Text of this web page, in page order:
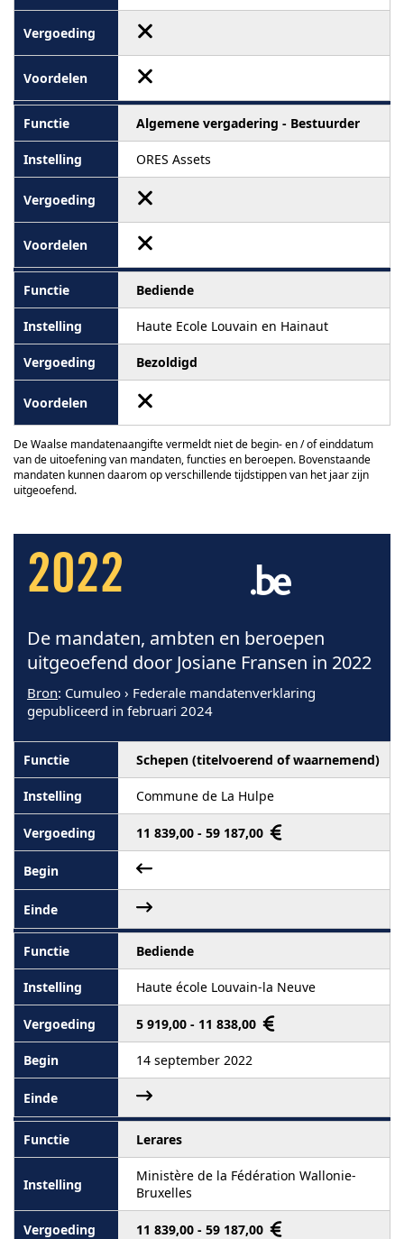
Algemene vergadering - Bestuurder
ORES Assets
Bediende
Haute Ecole Louvain en Hainaut
Bezoldigd
De Waalse mandatenaangifte vermeldt niet de begin- en / of einddatum
van de uitoefening van mandaten, functies en beroepen. Bovenstaande
mandaten kunnen daarom op verschillende tijdstippen van het jaar zijn
uitgeoefend.
2022
De mandaten, ambten en beroepen
uitgeoefend door Josiane Fransen in 2022
Bron: Cumuleo › Federale mandatenverklaring
gepubliceerd in februari 2024
Schepen (titelvoerend of waarnemend)
Commune de La Hulpe
11 839,00 - 59 187,00
Bediende
Haute école Louvain-la Neuve
5 919,00 - 11 838,00
14 september 2022
Lerares
Ministère de la Fédération Wallonie-
Bruxelles
11 839,00 - 59 187,00